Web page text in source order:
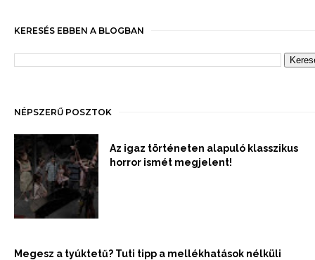
KERESÉS EBBEN A BLOGBAN
NÉPSZERŰ POSZTOK
Az igaz történeten alapuló klasszikus
horror ismét megjelent!
Megesz a tyúktetű? Tuti tipp a mellékhatások nélküli